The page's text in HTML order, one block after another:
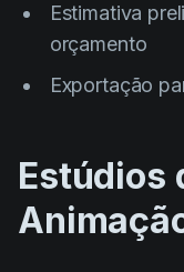
Pre-production
Product placement
Production
Screenwriting
Estimativa
orçamento
Exportação
Estúdios